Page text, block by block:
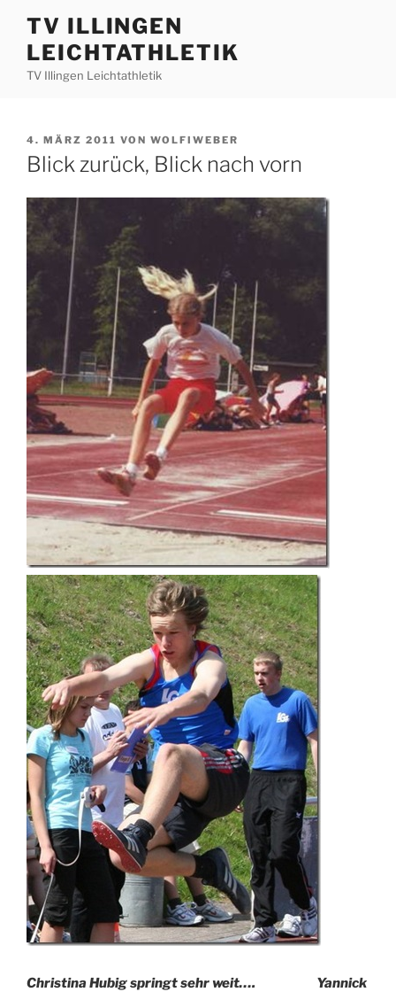
Inhalt
springen
TV ILLINGEN
LEICHTATHLETIK
TV Illingen Leichtathletik
VERÖFFENTLICHT
AM
4. MÄRZ 2011 VON WOLFIWEBER
Blick zurück, Blick nach vorn
Christina Hubig springt sehr weit…. Yannick